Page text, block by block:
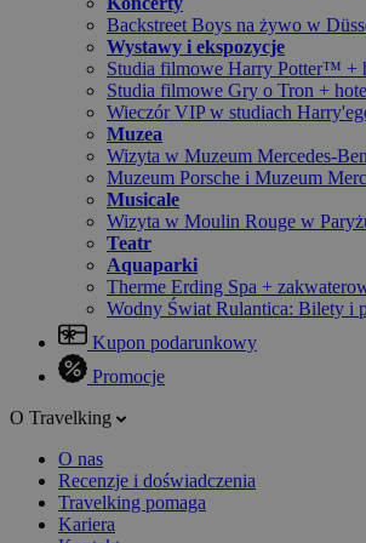
Backstreet Boys na żywo w
Wystawy i ekspozycje
Studia filmowe Harry Potter™ +
Studia filmowe Gry o Tron +
Wieczór VIP w studiach
Muzea
Wizyta w Muzeum Mercedes-
Muzeum Porsche i Muzeum
Musicale
Wizyta w Moulin Rouge w
Teatr
Aquaparki
Therme Erding Spa +
Wodny Świat Rulantica: Bilety i
Kupon podarunkowy
Promocje
O Travelking
O nas
Recenzje i doświadczenia
Travelking pomaga
Kariera